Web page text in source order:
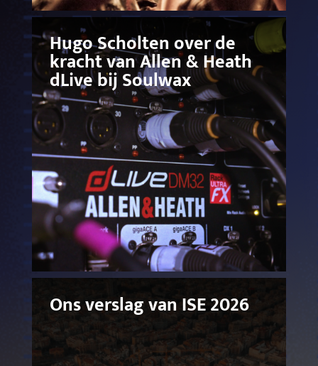
Hugo Scholten over de
kracht van Allen & Heath
dLive bij Soulwax
Ons verslag van ISE 2026